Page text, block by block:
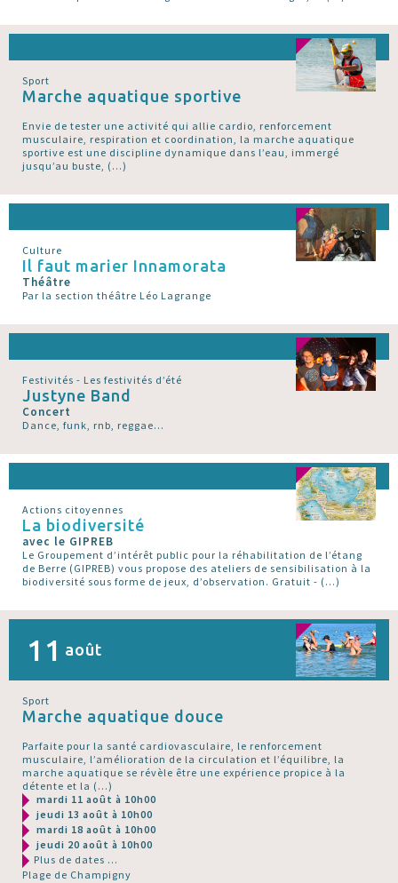
Sport
Marche aquatique sportive
Envie de tester une activité qui allie cardio, renforcement
musculaire, respiration et coordination, la marche aquatique
sportive est une discipline dynamique dans l’eau, immergé
jusqu’au buste, (…)
Culture
Il faut marier Innamorata
Théâtre
Par la section théâtre Léo Lagrange
Festivités - Les festivités d’été
Justyne Band
Concert
Dance, funk, rnb, reggae...
Actions citoyennes
La biodiversité
avec le GIPREB
Le Groupement d’intérêt public pour la réhabilitation de l’étang
de Berre (GIPREB) vous propose des ateliers de sensibilisation à la
biodiversité sous forme de jeux, d’observation. Gratuit - (…)
11 août
Sport
Marche aquatique douce
Parfaite pour la santé cardiovasculaire, le renforcement
musculaire, l’amélioration de la circulation et l’équilibre, la
marche aquatique se révèle être une expérience propice à la
détente et la (…)
mardi 11 août à 10h00
jeudi 13 août à 10h00
mardi 18 août à 10h00
jeudi 20 août à 10h00
Plus de dates ...
Plage de Champigny